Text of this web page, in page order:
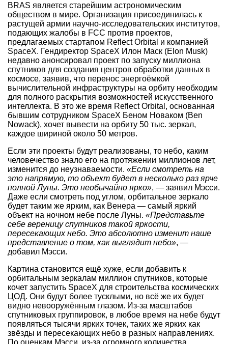
BRAS является старейшим астрономическим
обществом в мире. Организация присоединилась к
растущей армии научно-исследовательских институтов,
подающих жалобы в FCC против проектов,
предлагаемых стартапом Reflect Orbital и компанией
SpaceX. Гендиректор SpaceX Илон Маск (Elon Musk)
недавно анонсировал проект по запуску миллиона
спутников для создания центров обработки данных в
космосе, заявив, что перенос энергоёмкой
вычислительной инфраструктуры на орбиту необходим
для полного раскрытия возможностей искусственного
интеллекта. В это же время Reflect Orbital, основанная
бывшим сотрудником SpaceX Беном Новаком (Ben
Nowack), хочет вывести на орбиту 50 тыс. зеркал,
каждое шириной около 50 метров.
Если эти проекты будут реализованы, то небо, каким
человечество знало его на протяжении миллионов лет,
изменится до неузнаваемости. «Если смотреть на
это напрямую, то объект будет в несколько раз ярче
полной Луны. Это необычайно ярко», — заявил Мэсси.
Даже если смотреть под углом, орбитальное зеркало
будет таким же ярким, как Венера — самый яркий
объект на ночном небе после Луны. «Представьте
себе вереницу спутников такой яркости,
пересекающих небо. Это абсолютно изменит наше
представление о том, как выглядит небо», —
добавил Мэсси.
Картина становится ещё хуже, если добавить к
орбитальным зеркалам миллион спутников, которые
кочет запустить SpaceX для строительства космических
ЦОД. Они будут более тусклыми, но всё же их будет
видно невооружённым глазом. Из-за масштабов
спутниковых группировок, в любое время на небе будут
появляться тысячи ярких точек, таких же ярких как
звёзды и пересекающих небо в разных направлениях.
По оценкам Мэсси, из-за огромного количества